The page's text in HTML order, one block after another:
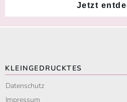
Jetzt
KLEINGEDRUCKTES
Datenschutz
Impressum